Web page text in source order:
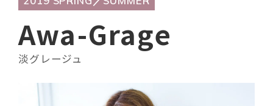
Awa-Grage
淡グレージュ